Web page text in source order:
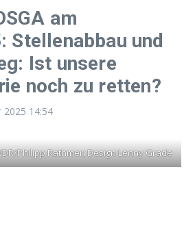
am
Stellenabbau und
Ist unsere
noch zu retten?
2025 14:54
Philipp Rathmer; Design Lenny Grade